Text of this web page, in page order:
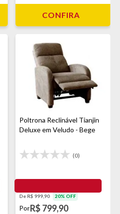
CONFIRA
Poltrona Reclinável Tianjin
Deluxe em Veludo - Bege
(0)
De R$ 999,90 20% OFF
PorR$ 799,90